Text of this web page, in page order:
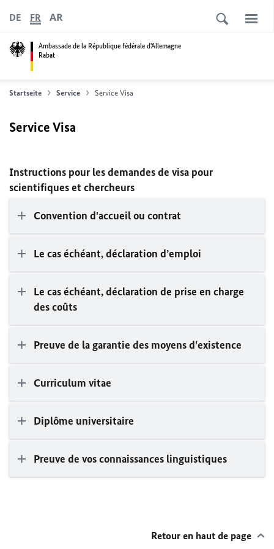
Ambassade de la République fédérale d'Allemagne
Rabat
DE FR AR
Startseite Service Service Visa
Service Visa
Instructions pour les demandes de visa pour
scientifiques et chercheurs
Convention d'accueil ou contrat
Le cas échéant, déclaration d’emploi
Le cas échéant, déclaration de prise en charge
des coûts
Preuve de la garantie des moyens d'existence
Curriculum vitae
Diplôme universitaire
Preuve de vos connaissances linguistiques
Retour en haut de page